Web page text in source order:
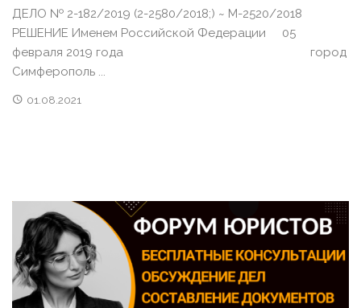
ДЕЛО № 2-182/2019 (2-2580/2018;) ~ М-2520/2018
РЕШЕНИЕ Именем Российской Федерации 05
февраля 2019 года город
Симферополь ...
01.08.2021